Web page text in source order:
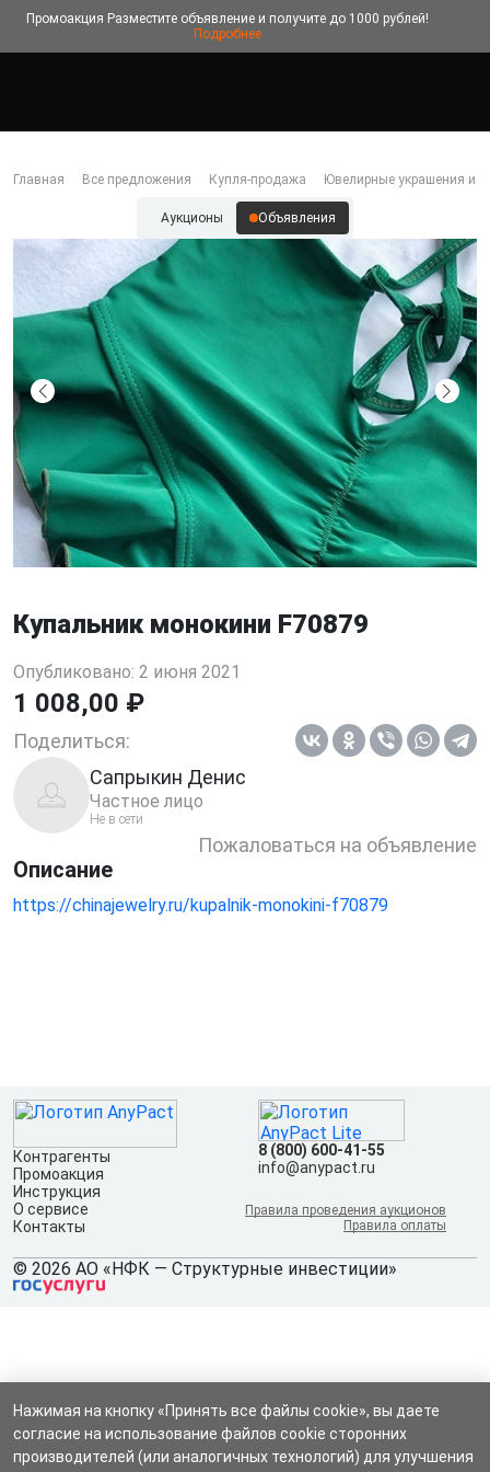
Промоакция Разместите объявление и получите до 1000 рублей!
Подробнее
Главная Все предложения Купля-продажа Ювелирные украшения и
Аукционы Объявления
Купальник монокини F70879
Опубликовано: 2 июня 2021
1 008,00 ₽
Поделиться:
Сапрыкин Денис
Частное лицо
Не в сети
Пожаловаться на объявление
Описание
https://chinajewelry.ru/kupalnik-monokini-f70879
Контрагенты
Промоакция
Инструкция
О сервисе
Контакты
8 (800) 600-41-55
info@anypact.ru
Правила проведения аукционов
Правила оплаты
© 2026 АО «НФК — Структурные инвестиции»
Нажимая на кнопку «Принять все файлы cookie», вы даете
согласие на использование файлов cookie сторонних
производителей (или аналогичных технологий) для улучшения